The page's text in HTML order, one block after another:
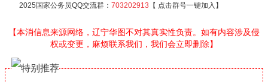
2025国家公务员QQ交流群： 703202913 【 点击群号一键加入】
【本消信息来源网络，辽宁华图不对其真实性负责。如有内容涉及侵
权或变更，麻烦联系我们，我们会立即删除】